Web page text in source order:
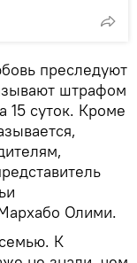
преследуют
штрафом
15 суток. Кроме
Олими.
К